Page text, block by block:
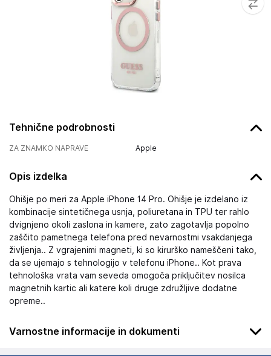
Tehnične podrobnosti
ZA ZNAMKO NAPRAVE Apple
Opis izdelka
Ohišje po meri za Apple iPhone 14 Pro. Ohišje je izdelano iz
kombinacije sintetičnega usnja, poliuretana in TPU ter rahlo
dvignjeno okoli zaslona in kamere, zato zagotavlja popolno
zaščito pametnega telefona pred nevarnostmi vsakdanjega
življenja.. Z vgrajenimi magneti, ki so kirurško nameščeni tako,
da se ujemajo s tehnologijo v telefonu iPhone.. Kot prava
tehnološka vrata vam seveda omogoča priključitev nosilca
magnetnih kartic ali katere koli druge združljive dodatne
opreme..
Varnostne informacije in dokumenti